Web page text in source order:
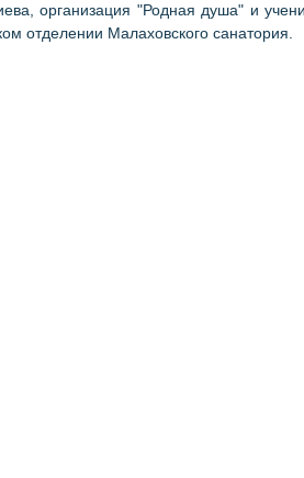
организация "Родная душа" и
отделении Малаховского санатория.